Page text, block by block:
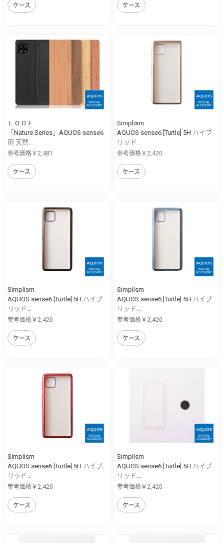
ケース ケース
ＬＯＯＦ
「Nature Series」AQUOS sense6
用 天然...
参考価格￥2,481
ケース
Simplism
AQUOS sense6 [Turtle] 5H ハイブ
リッド...
参考価格￥2,420
ケース
Simplism
AQUOS sense6 [Turtle] 5H ハイブ
リッド...
参考価格￥2,420
ケース
Simplism
AQUOS sense6 [Turtle] 5H ハイブ
リッド...
参考価格￥2,420
ケース
Simplism
AQUOS sense6 [Turtle] 5H ハイブ
リッド...
参考価格￥2,420
ケース
Simplism
AQUOS sense6 [Turtle] 5H ハイブ
リッド...
参考価格￥2,420
ケース